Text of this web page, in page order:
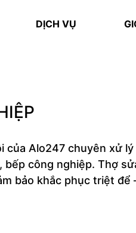
DỊCH VỤ
của Alo247 chuyên xử
công nghiệp. Thợ
bảo khắc phục triệt để